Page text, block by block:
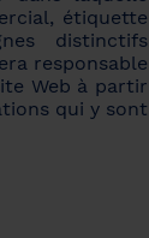
étiquette
distinctifs
responsable
Web à partir
qui y sont